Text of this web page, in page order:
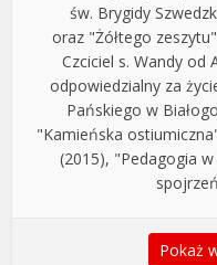
św. Brygidy
oraz "Żółtego
Czciciel s. Wandy od
odpowiedzialny za
Pańskiego w
"Kamieńska
(2015), "Pedagogia
Pokaż